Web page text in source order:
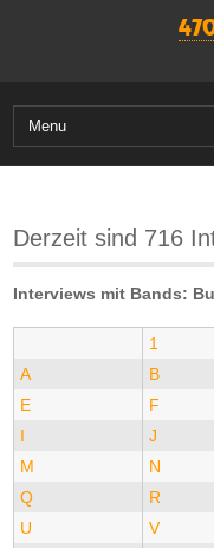
Derzeit sind 716
Interviews mit Bands:
1
A
B
E
F
I
J
M
N
Q
R
U
V